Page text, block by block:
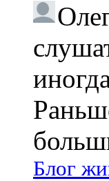
Блог